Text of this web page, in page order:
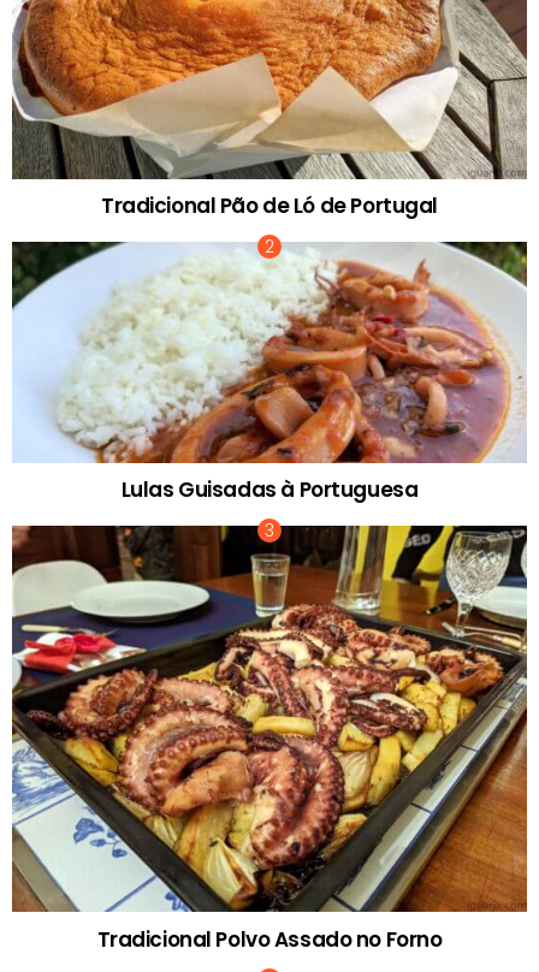
Tradicional Pão de Ló de Portugal
Lulas Guisadas à Portuguesa
Tradicional Polvo Assado no Forno